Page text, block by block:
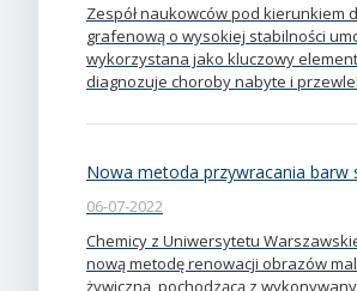
Zespół naukowców pod kierunkiem
grafenową o wysokiej stabilności
wykorzystana jako kluczowy
diagnozuje choroby nabyte i
Nowa metoda przywracania barw
06-07-2022
Chemicy z Uniwersytetu
nową metodę renowacji obrazów
żywiczną, pochodzącą z